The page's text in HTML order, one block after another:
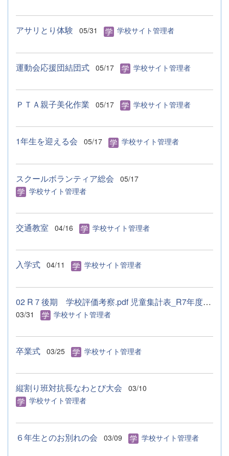
アサリとり体験 05/31 学校サイト管理者
運動会応援団結団式 05/17 学校サイト管理者
ＰＴＡ親子美化作業 05/17 学校サイト管理者
1年生を迎える会 05/17 学校サイト管理者
スクールボランティア総会
05/17
学校サイト管理者
交通教室 04/16 学校サイト管理者
入学式 04/11 学校サイト管理者
02 R７後期 学校評価考察.pdf 児童集計表_R7年度後期 ー.pdf 保...
03/31 学校サイト管理者
卒業式 03/25 学校サイト管理者
縦割り班対抗長なわとび大会
03/10
学校サイト管理者
６年生とのお別れの会 03/09 学校サイト管理者